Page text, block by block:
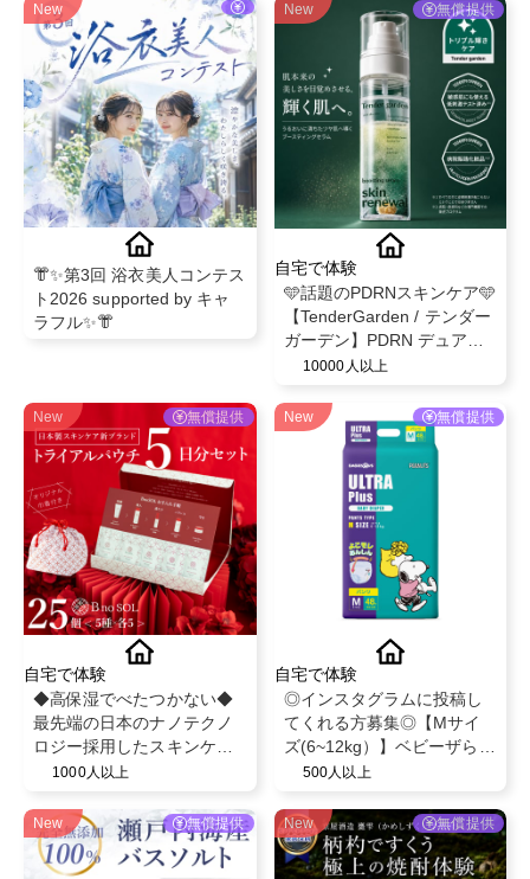
New
👘✨第3回 浴衣美人コンテス
ト2026 supported by キャ
ラフル✨👘
New 無償提供
自宅で体験
🩵話題のPDRNスキンケア🩵
【TenderGarden / テンダー
ガーデン】PDRN デュアル
ブースト 美容液ミスト モニ
10000人以上
New 無償提供
自宅で体験
◆高保湿でべたつかない◆
最先端の日本のナノテクノ
ロジー採用したスキンケア/
最大8つのフリー処方
アルセット5日分】
1000人以上
New 無償提供
自宅で体験
◎インスタグラムに投稿し
てくれる方募集◎【Mサイ
ズ(6~12kg）】ベビーザらス
限定！ベビー紙おむつパン
ベビー育児用品◎
500人以上
New 無償提供 New 無償提供